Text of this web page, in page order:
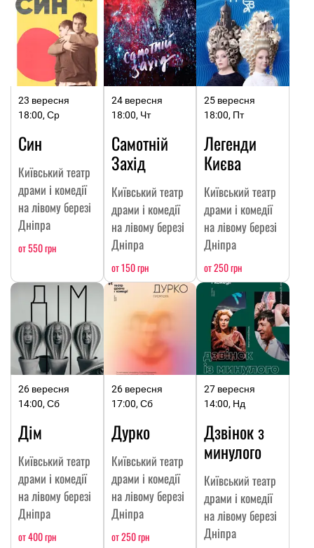
23 вересня
18:00, Ср
Син
Київський театр
драми і комедії
на лівому березі
Дніпра
от 550 грн
24 вересня
18:00, Чт
Самотній
Захід
Київський театр
драми і комедії
на лівому березі
Дніпра
от 150 грн
25 вересня
18:00, Пт
Легенди
Києва
Київський театр
драми і комедії
на лівому березі
Дніпра
от 250 грн
26 вересня
14:00, Сб
Дім
Київський театр
драми і комедії
на лівому березі
Дніпра
от 400 грн
26 вересня
17:00, Сб
Дурко
Київський театр
драми і комедії
на лівому березі
Дніпра
от 250 грн
27 вересня
14:00, Нд
Дзвінок з
минулого
Київський театр
драми і комедії
на лівому березі
Дніпра